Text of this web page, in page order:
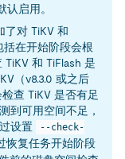
启用。
了对 TiKV 和
括在开始阶段会根
TiKV 和 TiFlash 是
（v8.3.0 或之后
查 TiKV 是否有足
到可用空间不足，
设置
--check-
恢复任务开始阶段